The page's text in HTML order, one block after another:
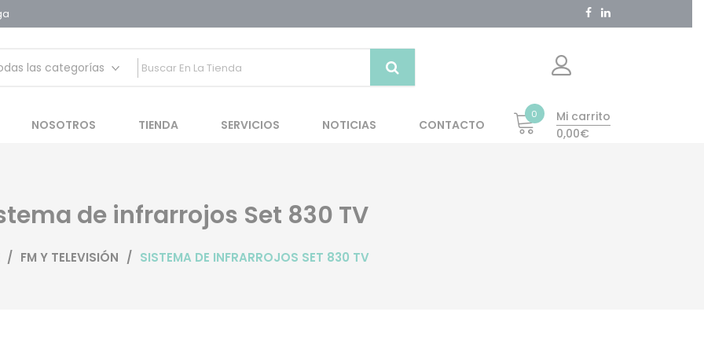
NOSOTROS TIENDA SERVICIOS NOTICIAS CONTACTO
0
Mi carrito
0,00€
de infrarrojos Set 830 TV
/ FM Y TELEVISIÓN / SISTEMA DE INFRARROJOS SET 830 TV